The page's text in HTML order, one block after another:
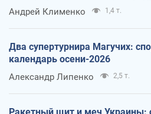
Андрей Клименко 1,4 т.
Два супертурнира Магучих:
календарь осени-2026
Александр Липенко 2,5 т.
Ракетный щит и меч Украины: